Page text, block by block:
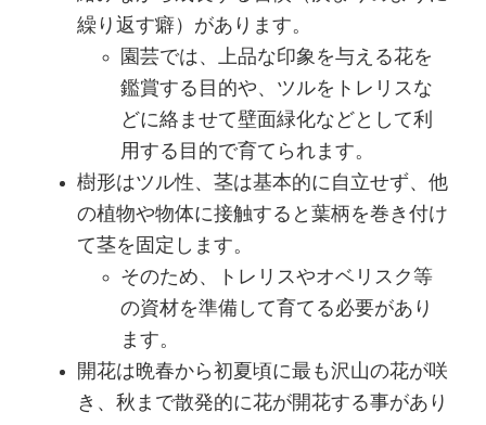
繰り返す癖）があります。
園芸では、上品な印象を与える花を
鑑賞する目的や、ツルをトレリスな
どに絡ませて壁面緑化などとして利
用する目的で育てられます。
樹形はツル性、茎は基本的に自立せず、他
の植物や物体に接触すると葉柄を巻き付け
て茎を固定します。
そのため、トレリスやオベリスク等
の資材を準備して育てる必要があり
ます。
開花は晩春から初夏頃に最も沢山の花が咲
き、秋まで散発的に花が開花する事があり